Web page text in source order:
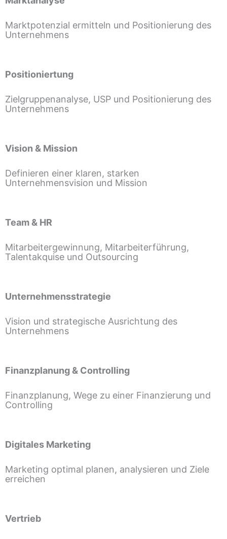
Marktpotenzial ermitteln und Positionierung des
Unternehmens
Positioniertung
Zielgruppenanalyse, USP und Positionierung des
Unternehmens
Vision & Mission
Definieren einer klaren, starken
Unternehmensvision und Mission
Team & HR
Mitarbeitergewinnung, Mitarbeiterführung,
Talentakquise und Outsourcing
Unternehmensstrategie
Vision und strategische Ausrichtung des
Unternehmens
Finanzplanung & Controlling
Finanzplanung, Wege zu einer Finanzierung und
Controlling
Digitales Marketing
Marketing optimal planen, analysieren und Ziele
erreichen
Vertrieb